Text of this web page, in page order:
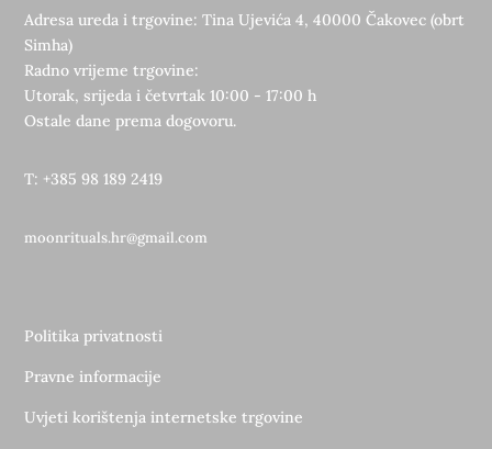
Adresa ureda i trgovine: Tina Ujevića 4, 40000 Čakovec (obrt
Simha)
Radno vrijeme trgovine:
Utorak, srijeda i četvrtak 10:00 - 17:00 h
Ostale dane prema dogovoru.
T: +385 98 189 2419
moonrituals.hr@gmail.com
Politika privatnosti
Pravne informacije
Uvjeti korištenja internetske trgovine